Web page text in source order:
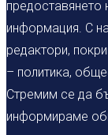
предоставянето
информация. С
редактори,
– политика,
Стремим се да
информираме